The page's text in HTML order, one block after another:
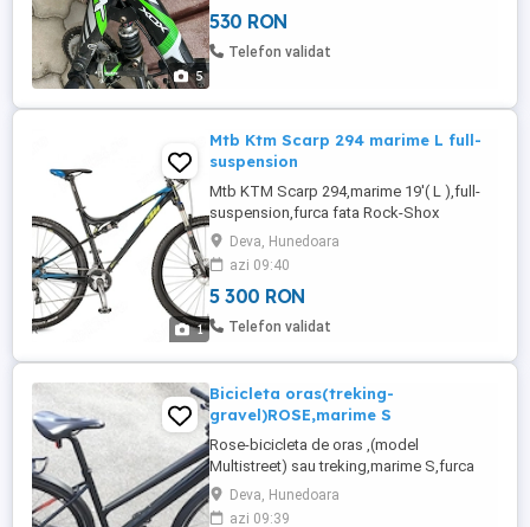
5
530 RON
Telefon validat
1
Mtb Ktm Scarp 294 marime L full-
suspension
Mtb KTM Scarp 294,marime 19'( L ),full-
suspension,furca fata Rock-Shox
Reba,spateRock-Shoch
Monarch,transmisie 3x10 SLX,Ppedalier
SLX,frane Shimano Deore,roti pe 29',jante
Mavic 319 tubelles,dropper cu actionare
sub-scaun,rutare interna a
impecabila!!Nu raspund ...
Deva, Hunedoara
azi 09:40
5 300 RON
Telefon validat
Bicicleta oras(treking-
gravel)ROSE,marime S
Rose-bicicleta de oras ,(model
Multistreet) sau treking,marime S,furca
carbon,transmisie 3x10,echipare Shimano
Deore,frane hidraulice,cauciucuri
Deva, Hunedoara
azi 09:39